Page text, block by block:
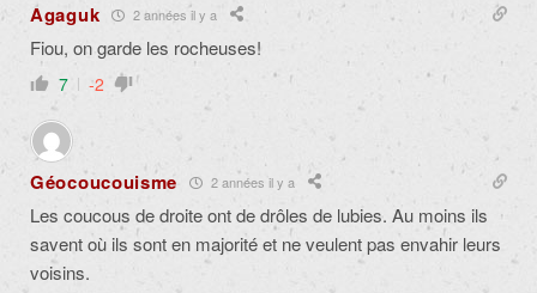
Agaguk 2 années il y a
Fiou, on garde les rocheuses!
7 -2
Géocoucouisme 2 années il y a
Les coucous de droite ont de drôles de lubies. Au moins ils
savent où ils sont en majorité et ne veulent pas envahir leurs
voisins.